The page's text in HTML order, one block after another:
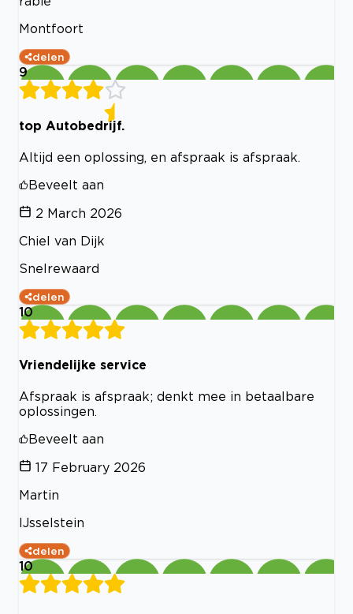
Montfoort
delen
9
top Autobedrijf.
Altijd een oplossing, en afspraak is afspraak.
Beveelt aan
2 March 2026
Chiel van Dijk
Snelrewaard
delen
10
Vriendelijke service
Afspraak is afspraak; denkt mee in betaalbare
oplossingen.
Beveelt aan
17 February 2026
Martin
IJsselstein
delen
10